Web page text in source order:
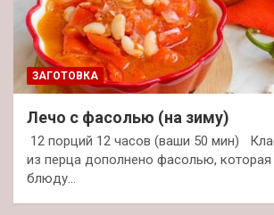
ЗАГОТОВКА
Лечо с фасолью (на зиму)
12 порций 12 часов (ваши 50 мин)
из перца дополнено фасолью, которая
блюду…